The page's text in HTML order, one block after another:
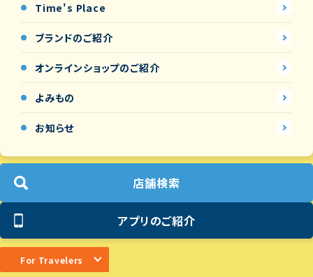
Time's Place
ブランドのご紹介
オンラインショップのご紹介
よみもの
お知らせ
店舗検索
アプリのご紹介
For Travelers